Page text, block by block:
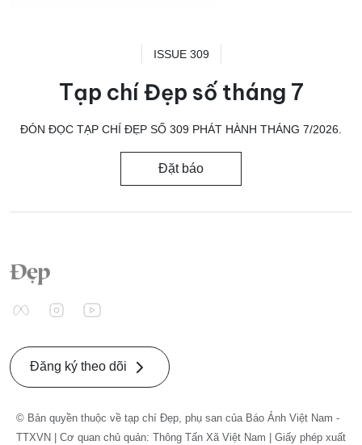
ISSUE 309
Tạp chí Đẹp số tháng 7
ĐÓN ĐỌC TẠP CHÍ ĐẸP SỐ 309 PHÁT HÀNH THÁNG 7/2026.
Đặt báo
Đăng ký theo dõi
© Bản quyền thuộc về tạp chí Đẹp, phụ san của Báo Ảnh Việt Nam -
TTXVN | Cơ quan chủ quản: Thông Tấn Xã Việt Nam | Giấy phép xuất